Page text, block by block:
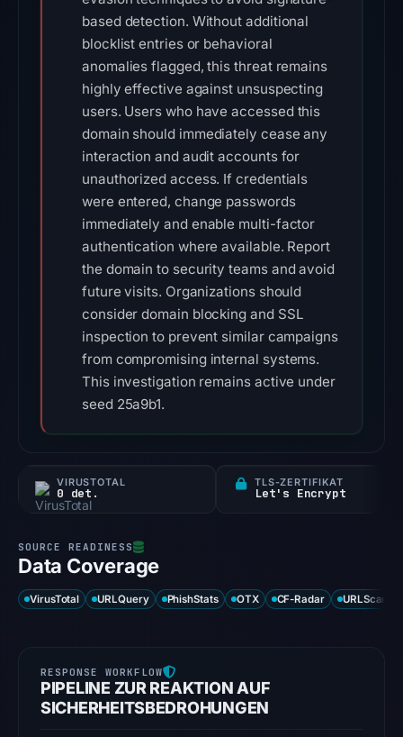
based detection. Without additional
blocklist entries or behavioral
anomalies flagged, this threat remains
highly effective against unsuspecting
users. Users who have accessed this
domain should immediately cease any
interaction and audit accounts for
unauthorized access. If credentials
were entered, change passwords
immediately and enable multi-factor
authentication where available. Report
the domain to security teams and avoid
future visits. Organizations should
consider domain blocking and SSL
inspection to prevent similar campaigns
from compromising internal systems.
This investigation remains active under
seed 25a9b1.
VIRUSTOTAL
0 det.
TLS-ZERTIFIKAT
Let's Encrypt
Data Coverage
VirusTotal URLQuery PhishStats OTX CF-Radar URLScan
PIPELINE ZUR REAKTION AUF
SICHERHEITSBEDROHUNGEN